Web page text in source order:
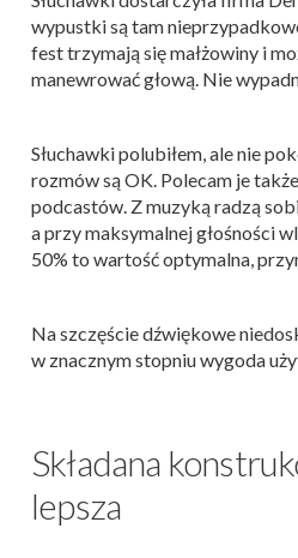
wypustki są tam
fest trzymają się małżowiny i
manewrować głową. Nie
Słuchawki polubiłem, ale nie
rozmów są OK. Polecam je
podcastów. Z muzyką radzą
a przy maksymalnej głośności
50% to wartość optymalna,
Na szczęście dźwiękowe
w znacznym stopniu wygoda
Składana
lepsza